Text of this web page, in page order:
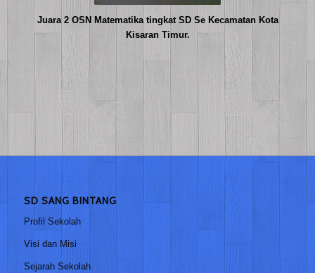
Juara 2 OSN Matematika tingkat SD Se Kecamatan Kota
Kisaran Timur.
SD SANG BINTANG
Profil Sekolah
Visi dan Misi
Sejarah Sekolah